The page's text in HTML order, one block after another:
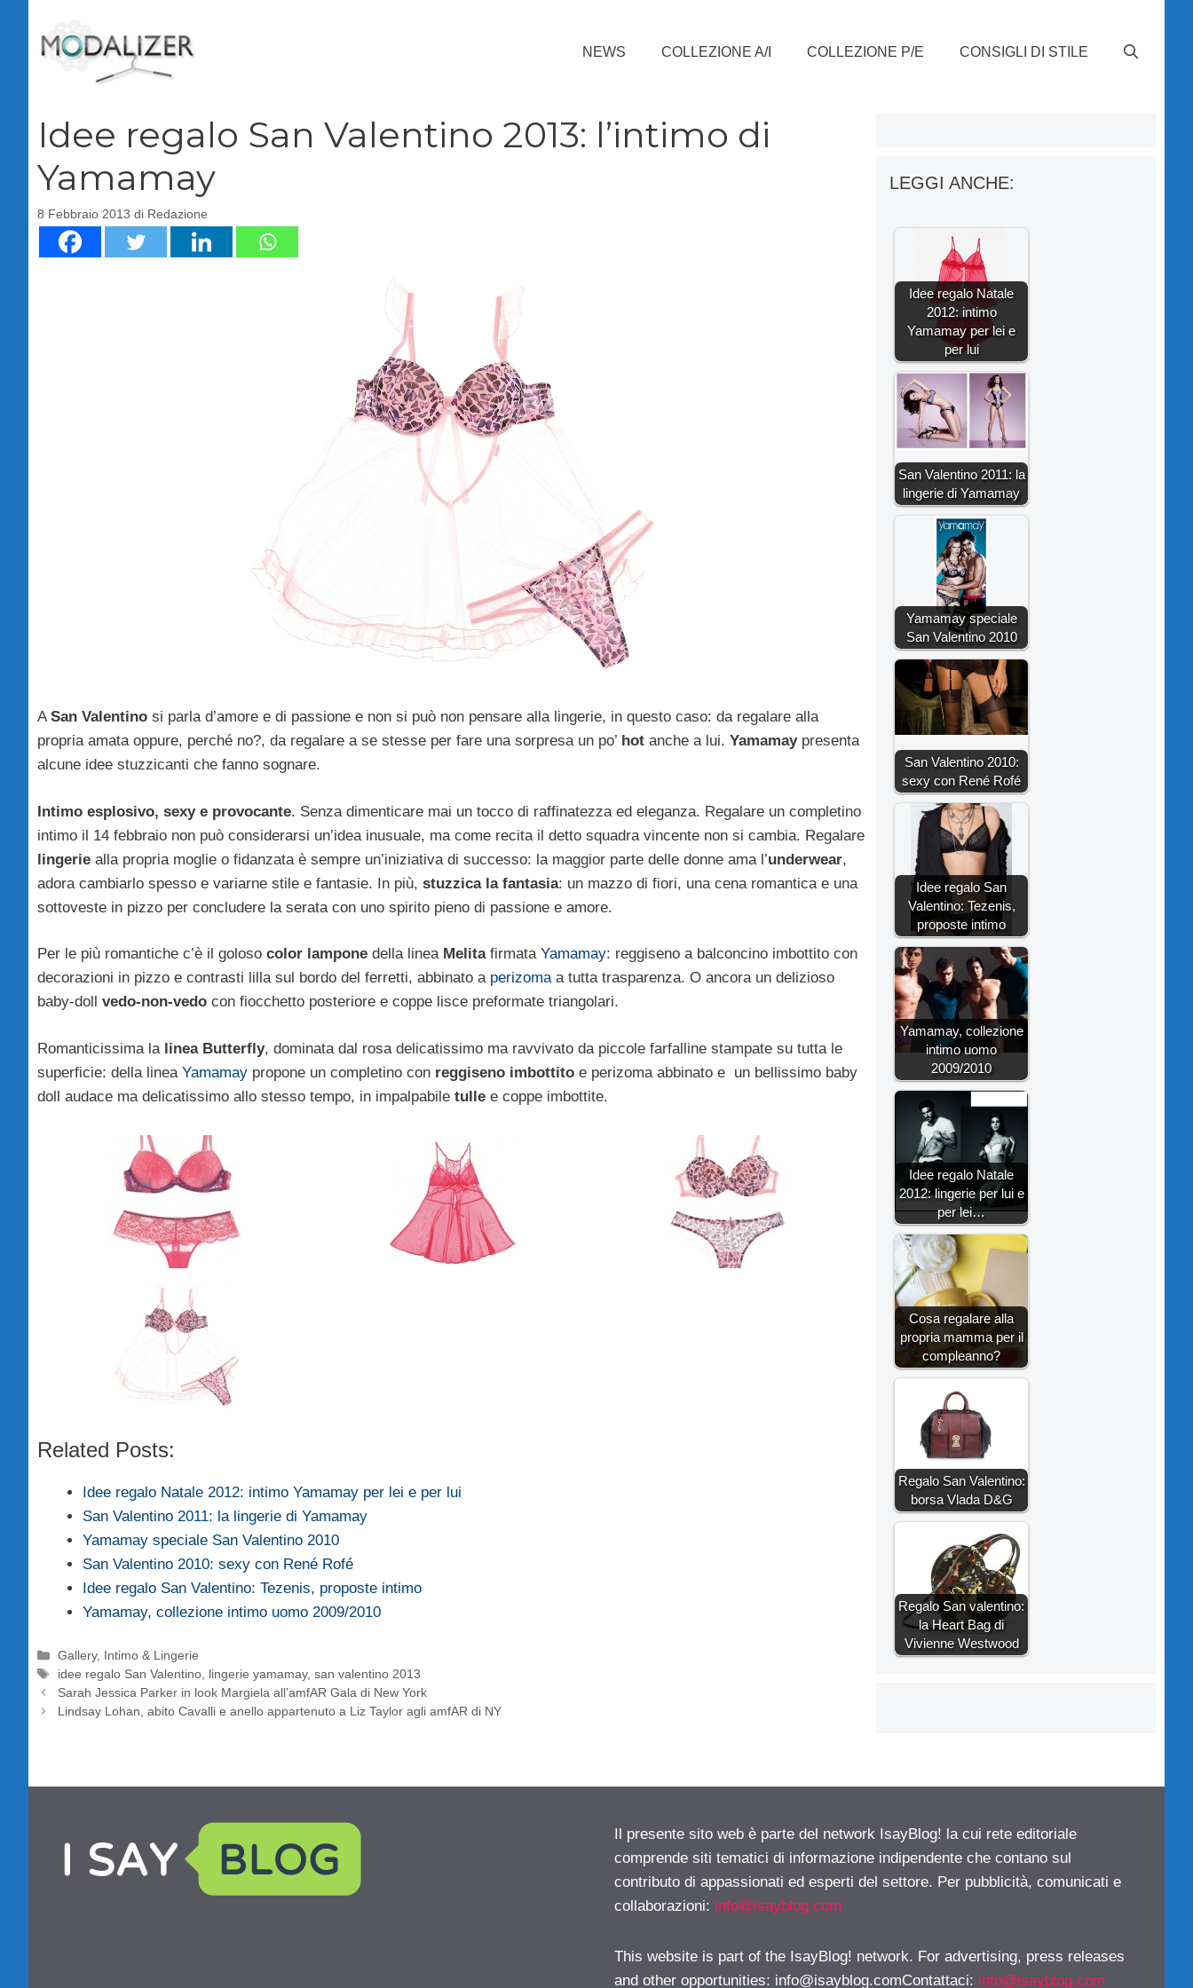
contenuto
NEWS COLLEZIONE A/I COLLEZIONE P/E CONSIGLI DI STILE
Idee regalo San Valentino 2013: l’intimo di
Yamamay
8 Febbraio 2013 di Redazione
ASan Valentino si parla d’amore e di passione e non si può non pensare alla lingerie, in questo caso: da regalare alla
propria amata oppure, perché no?, da regalare a se stesse per fare una sorpresa un po’ hot anche a lui. Yamamaypresenta
alcune idee stuzzicanti che fanno sognare.
Intimo esplosivo, sexy e provocante. Senza dimenticare mai un tocco di raffinatezza ed eleganza. Regalare un completino
intimo il 14 febbraio non può considerarsi un’idea inusuale, ma come recita il detto squadra vincente non si cambia. Regalare
lingerie alla propria moglie o fidanzata è sempre un’iniziativa di successo: la maggior parte delle donne ama l’underwear,
adora cambiarlo spesso e variarne stile e fantasie. In più, stuzzica la fantasia: un mazzo di fiori, una cena romantica e una
sottoveste in pizzo per concludere la serata con uno spirito pieno di passione e amore.
Per le più romantiche c’è il goloso color lampone della lineaMelitafirmata Yamamay: reggiseno a balconcino imbottito con
decorazioni in pizzo e contrasti lilla sul bordo del ferretti, abbinato a perizomaa tutta trasparenza. O ancora un delizioso
baby-doll vedo-non-vedo con fiocchetto posteriore e coppe lisce preformate triangolari.
Romanticissima la linea Butterfly, dominata dal rosa delicatissimo ma ravvivato da piccole farfalline stampate su tutta le
superficie: della linea Yamamay propone un completino con reggiseno imbottito e perizoma abbinato e un bellissimo baby
doll audace ma delicatissimo allo stesso tempo, in impalpabile tulle e coppe imbottite.
Related Posts:
Idee regalo Natale 2012: intimo Yamamay per lei e per lui
San Valentino 2011: la lingerie di Yamamay
Yamamay speciale San Valentino 2010
San Valentino 2010: sexy con René Rofé
Idee regalo San Valentino: Tezenis, proposte intimo
Yamamay, collezione intimo uomo 2009/2010
Categorie
Gallery, Intimo & Lingerie
Tag
idee regalo San Valentino, lingerie yamamay,san valentino 2013
Sarah Jessica Parker in look Margiela all’amfAR Gala di New York
Lindsay Lohan, abito Cavalli e anello appartenuto a Liz Taylor agli amfAR di NY
LEGGI ANCHE:
Idee regalo Natale
2012: intimo
Yamamay per lei e
per lui
San Valentino 2011: la
lingerie di Yamamay
Yamamay speciale
San Valentino 2010
San Valentino 2010:
sexy con René Rofé
Idee regalo San
Valentino: Tezenis,
proposte intimo
Yamamay, collezione
intimo uomo
2009/2010
Idee regalo Natale
2012: lingerie per lui e
per lei…
Cosa regalare alla
propria mamma per il
compleanno?
Regalo San Valentino:
borsa Vlada D&G
Regalo San valentino:
la Heart Bag di
Vivienne Westwood
Il presente sito web è parte del network IsayBlog! la cui rete editoriale
comprende siti tematici di informazione indipendente che contano sul
contributo di appassionati ed esperti del settore. Per pubblicità, comunicati e
collaborazioni: info@isayblog.com
This website is part of the IsayBlog! network. For advertising, press releases
and other opportunities: info@isayblog.comContattaci: info@isayblog.com